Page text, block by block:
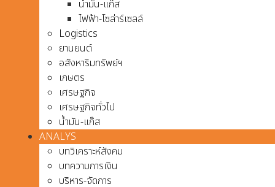
น้ำมัน-แก๊ส
ไฟฟ้า-โซล่าร์เซลล์
Logistics
ยานยนต์
อสังหาริมทรัพย์ฯ
เกษตร
เศรษฐกิจ
เศรษฐกิจทั่วไป
น้ำมัน-แก๊ส
ANALYS
บทวิเคราะห์สังคม
บทความการเงิน
บริหาร-จัดการ